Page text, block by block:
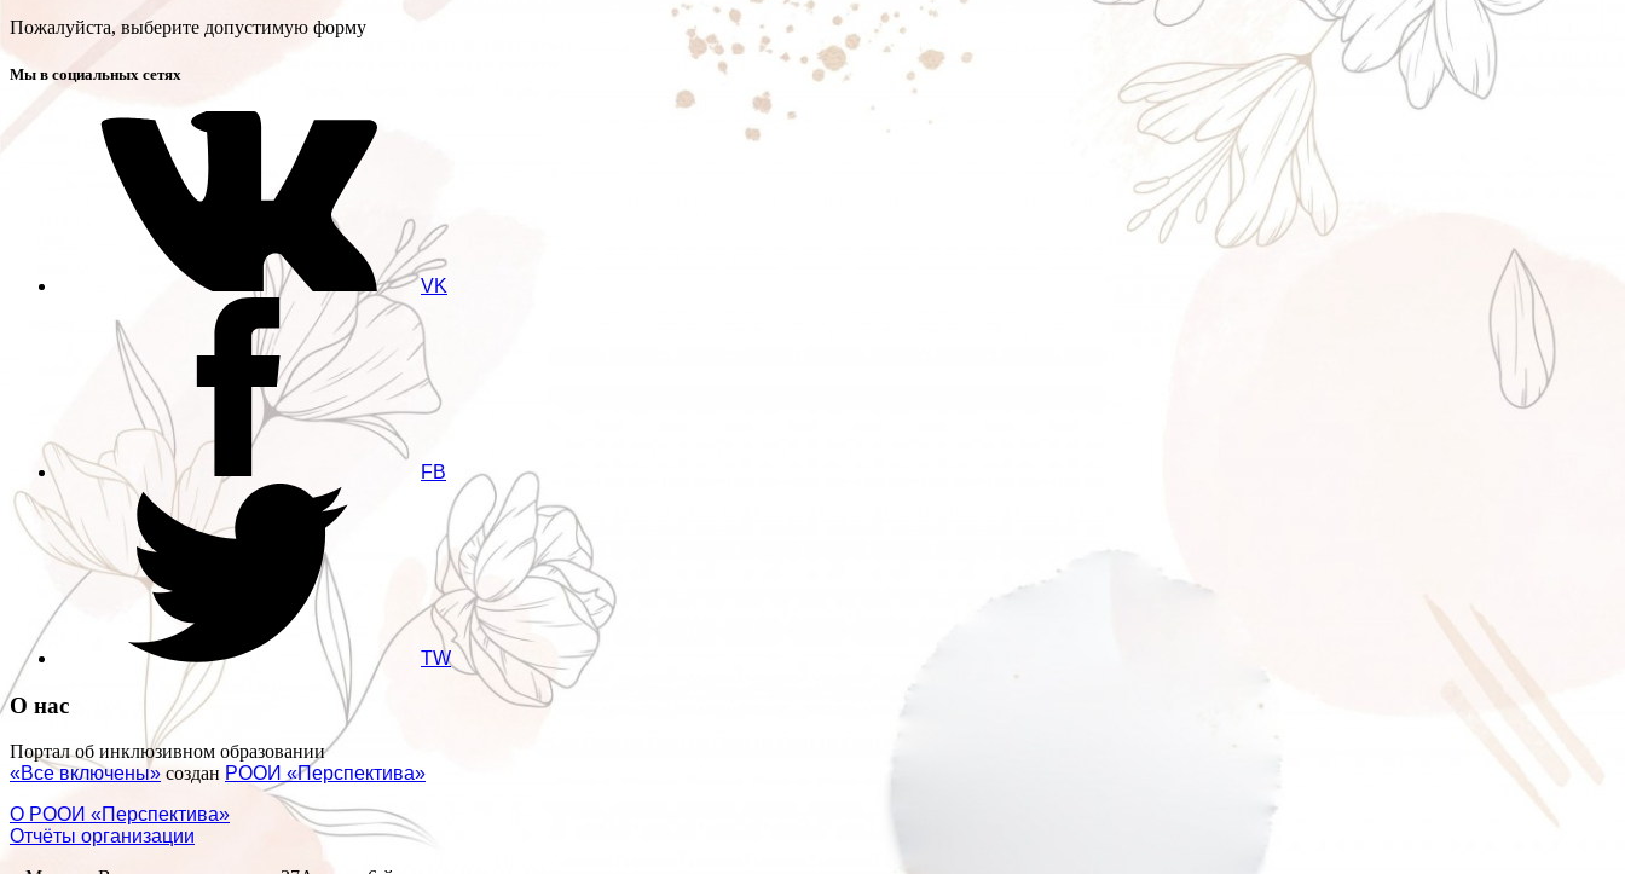
Пожалуйста, выберите допустимую форму
Мы в социальных сетях
VK
FB
TW
О нас
Портал об инклюзивном образовании
«Все включены» создан РООИ «Перспектива»
О РООИ «Перспектива»
Отчёты организации